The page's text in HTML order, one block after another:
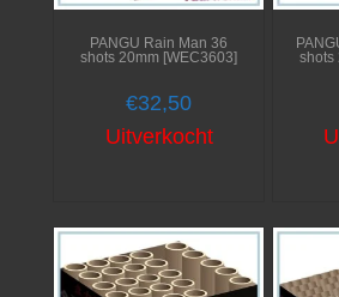
PANGU Rain Man 36
shots 20mm [WEC3603]
€32,50
Uitverkocht
shots